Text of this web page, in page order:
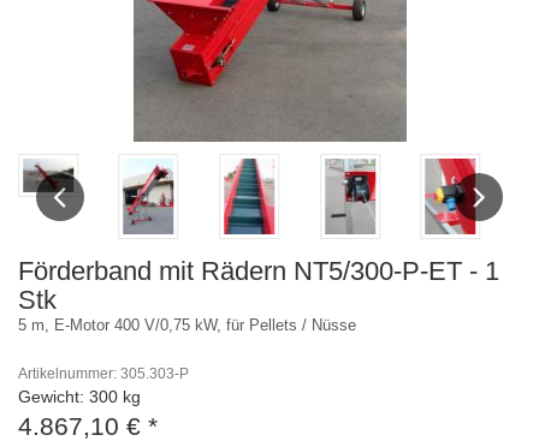
Next
Förderband mit Rädern NT5/300-P-ET - 1
Stk
5 m, E-Motor 400 V/0,75 kW, für Pellets / Nüsse
Artikelnummer: 305.303-P
Gewicht: 300 kg
4.867,10 € *